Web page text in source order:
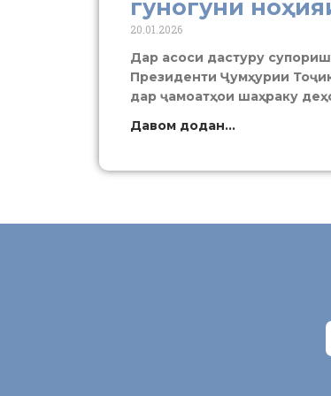
гуногуни
20.01.2026
Дар асоси дастуру
Президенти Ҷумҳурии
дар ҷамоатҳои шаҳраку
Давом додан...